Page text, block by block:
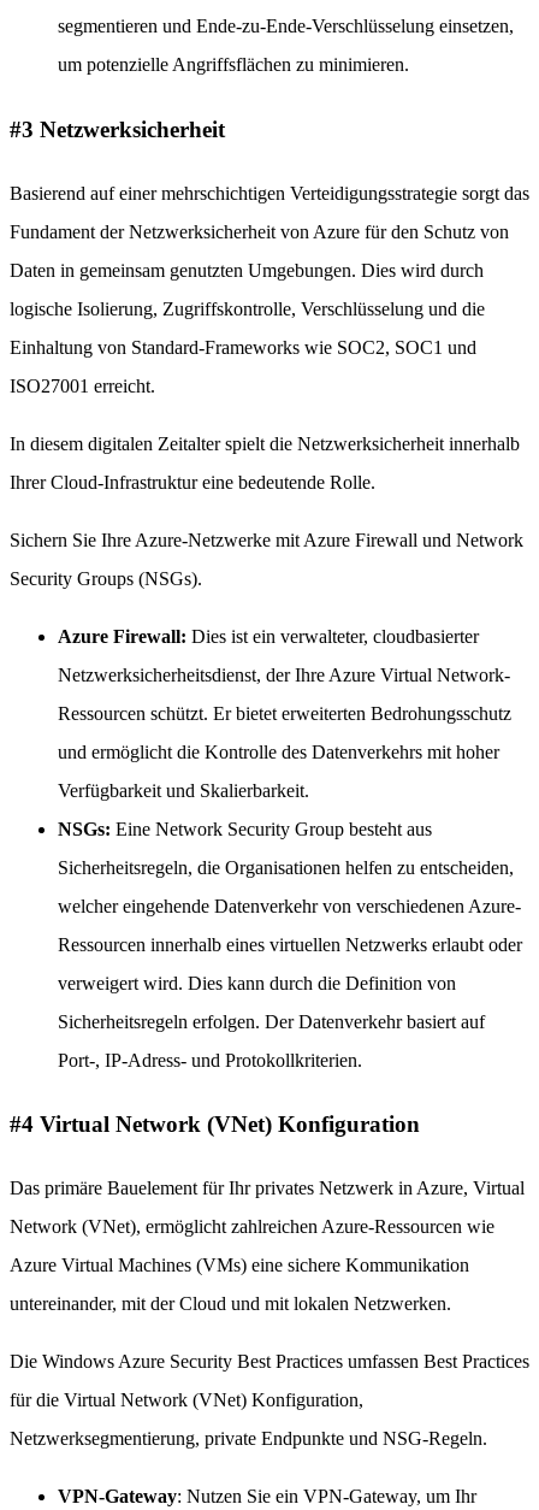
segmentieren und Ende-zu-Ende-Verschlüsselung einsetzen,
um potenzielle Angriffsflächen zu minimieren.
#3 Netzwerksicherheit
Basierend auf einer mehrschichtigen Verteidigungsstrategie sorgt das
Fundament der Netzwerksicherheit von Azure für den Schutz von
Daten in gemeinsam genutzten Umgebungen. Dies wird durch
logische Isolierung, Zugriffskontrolle, Verschlüsselung und die
Einhaltung von Standard-Frameworks wie SOC2, SOC1 und
ISO27001 erreicht.
In diesem digitalen Zeitalter spielt die Netzwerksicherheit innerhalb
Ihrer Cloud-Infrastruktur eine bedeutende Rolle.
Sichern Sie Ihre Azure-Netzwerke mit Azure Firewall und Network
Security Groups (NSGs).
Azure Firewall: Dies ist ein verwalteter, cloudbasierter
Netzwerksicherheitsdienst, der Ihre Azure Virtual Network-
Ressourcen schützt. Er bietet erweiterten Bedrohungsschutz
und ermöglicht die Kontrolle des Datenverkehrs mit hoher
Verfügbarkeit und Skalierbarkeit.
NSGs: Eine Network Security Group besteht aus
Sicherheitsregeln, die Organisationen helfen zu entscheiden,
welcher eingehende Datenverkehr von verschiedenen Azure-
Ressourcen innerhalb eines virtuellen Netzwerks erlaubt oder
verweigert wird. Dies kann durch die Definition von
Sicherheitsregeln erfolgen. Der Datenverkehr basiert auf
Port-, IP-Adress- und Protokollkriterien.
#4 Virtual Network (VNet) Konfiguration
Das primäre Bauelement für Ihr privates Netzwerk in Azure, Virtual
Network (VNet), ermöglicht zahlreichen Azure-Ressourcen wie
Azure Virtual Machines (VMs) eine sichere Kommunikation
untereinander, mit der Cloud und mit lokalen Netzwerken.
Die Windows Azure Security Best Practices umfassen Best Practices
für die Virtual Network (VNet) Konfiguration,
Netzwerksegmentierung, private Endpunkte und NSG-Regeln.
VPN-Gateway: Nutzen Sie ein VPN-Gateway, um Ihr